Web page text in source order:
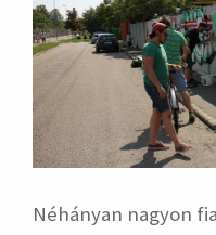
Néhányan nagyon